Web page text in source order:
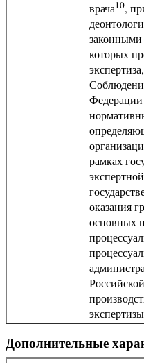
врача10,
которых
рамках
оказания
основных
экспертизы
Дополнительные